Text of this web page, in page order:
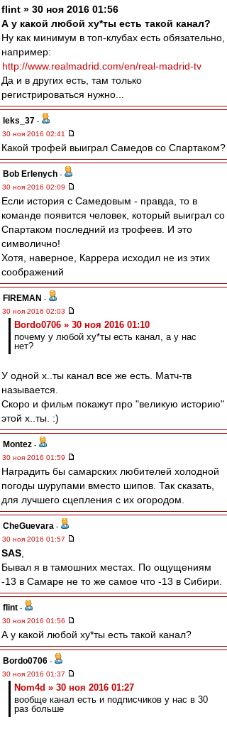
flint » 30 ноя 2016 01:56
А у какой любой ху*ты есть такой канал?
Ну как минимум в топ-клубах есть обязательно,
например:
http://www.realmadrid.com/en/real-madrid-tv
Да и в других есть, там только
регистрироваться нужно...
leks_37 -
30 ноя 2016 02:41
Какой трофей выиграл Самедов со Спартаком?
Bob Erlenych -
30 ноя 2016 02:09
Если история с Самедовым - правда, то в
команде появится человек, который выиграл со
Спартаком последний из трофеев. И это
символично!
Хотя, наверное, Каррера исходил не из этих
соображений
FIREMAN -
30 ноя 2016 02:03
Bordo0706 » 30 ноя 2016 01:10
почему у любой ху*ты есть канал, а у нас
нет?
У одной х..ты канал все же есть. Матч-тв
называется.
Скоро и фильм покажут про "великую историю"
этой х..ты. :)
Montez -
30 ноя 2016 01:59
Наградить бы самарских любителей холодной
погоды шурупами вместо шипов. Так сказать,
для лучшего сцепления с их огородом.
CheGuevara -
30 ноя 2016 01:57
SAS
Бывал я в тамошних местах. По ощущениям
-13 в Самаре не то же самое что -13 в Сибири.
flint -
30 ноя 2016 01:56
А у какой любой ху*ты есть такой канал?
Bordo0706 -
30 ноя 2016 01:37
Nom4d » 30 ноя 2016 01:27
вообще канал есть и подписчиков у нас в 30
раз больше